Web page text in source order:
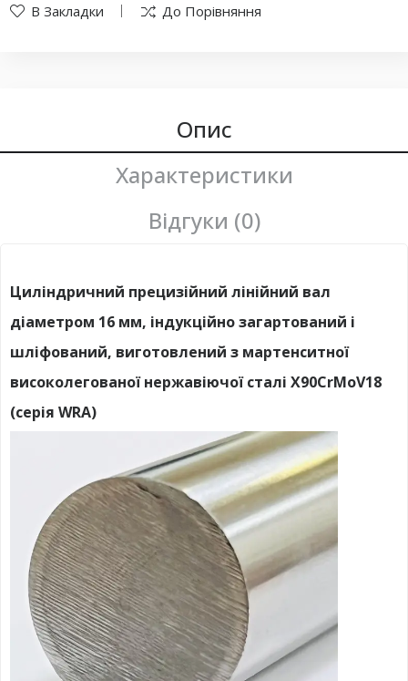
В Закладки До Порівняння
Опис
Характеристики
Відгуки (0)
Циліндричний прецизійний лінійний вал
діаметром 16 мм, індукційно загартований і
шліфований, виготовлений з мартенситної
високолегованої нержавіючої сталі X90CrMoV18
(серія WRA)